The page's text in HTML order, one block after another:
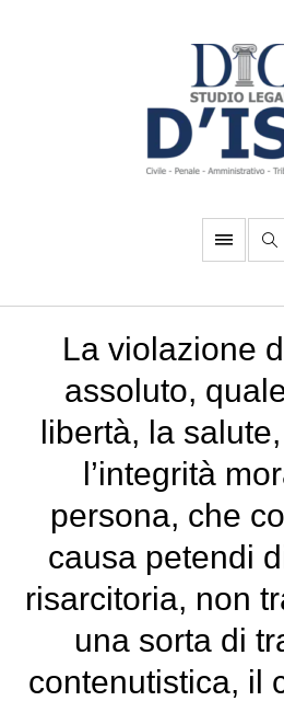
La violazione
assoluto,
libertà, la
l’integrità
persona, che
causa petendi
risarcitoria, non
una sorta di
contenutistica, il